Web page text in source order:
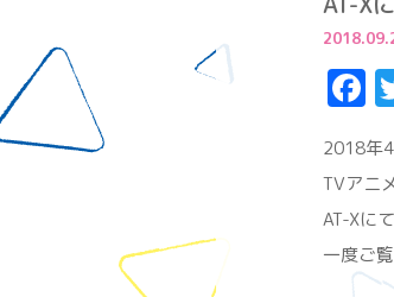
2018年
TVアニ
AT-Xに
一度ご